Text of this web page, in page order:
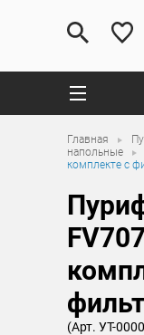
Главная
напольные
комплекте с
(Арт. УТ-